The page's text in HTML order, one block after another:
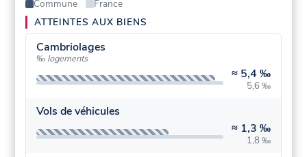
Commune
France
ATTEINTES AUX BIENS
Cambriolages
‰ logements
≈ 5,4 ‰
5,6 ‰
Vols de véhicules
≈ 1,3 ‰
1,8 ‰